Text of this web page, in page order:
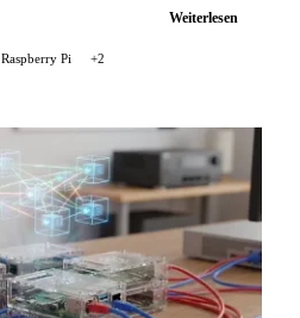
Weiterlesen
Raspberry Pi +2